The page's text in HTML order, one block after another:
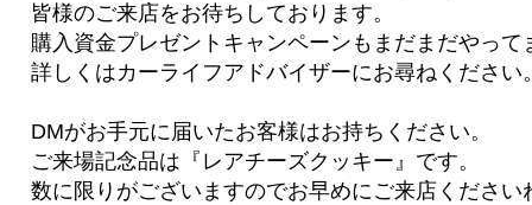
皆様のご来店をお待ちしております。
購入資金プレゼントキャンペーンもまだまだやって
詳しくはカーライフアドバイザーにお尋ねください
DMがお手元に届いたお客様はお持ちください。
ご来場記念品は『レアチーズクッキー』です。
数に限りがございますのでお早めにご来店ください